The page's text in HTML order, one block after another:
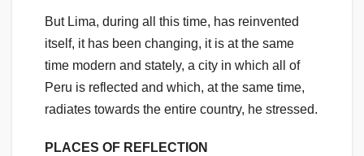
But Lima, during all this time, has reinvented
itself, it has been changing, it is at the same
time modern and stately, a city in which all of
Peru is reflected and which, at the same time,
radiates towards the entire country, he stressed.
PLACES OF REFLECTION